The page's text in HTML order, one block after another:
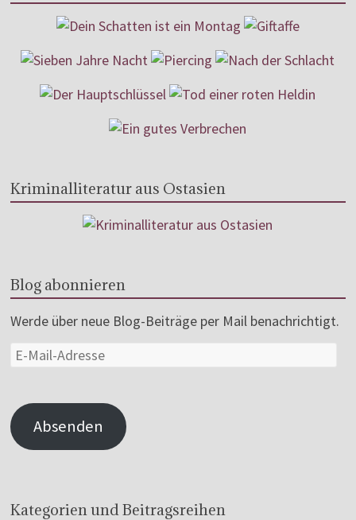
Kriminalliteratur aus Ostasien
Blog abonnieren
Werde über neue Blog-Beiträge per Mail benachrichtigt.
Absenden
Kategorien und Beitragsreihen